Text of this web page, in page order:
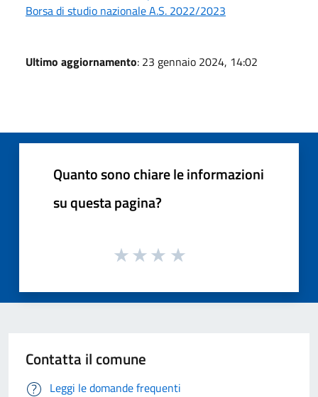
Borsa di studio nazionale A.S. 2022/2023
Ultimo aggiornamento: 23 gennaio 2024, 14:02
Quanto sono chiare le informazioni
su questa pagina?
Contatta il comune
Leggi le domande frequenti